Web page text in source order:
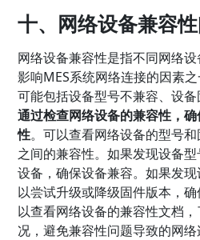
十、网络设备兼容
网络设备兼容性是指不同网络
影响MES系统网络连接的因素
可能包括设备型号不兼容、设
通过检查网络设备的兼容性，
性。可以查看网络设备的型号
之间的兼容性。如果发现设备
设备，确保设备兼容。如果发
以尝试升级或降级固件版本，
以查看网络设备的兼容性文档
况，避免兼容性问题导致的网络